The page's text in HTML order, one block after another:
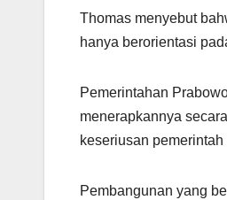
Thomas menyebut
hanya berorientasi
Pemerintahan
menerapkannya
keseriusan
Pembangunan yang